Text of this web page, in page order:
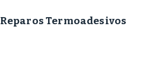
Reparos Termoadesivos